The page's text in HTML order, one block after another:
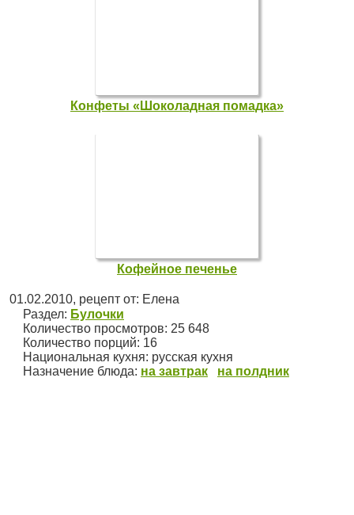
Конфеты «Шоколадная помадка»
Кофейное печенье
01.02.2010, рецепт от: Елена
Раздел: Булочки
Количество просмотров: 25 648
Количество порций: 16
Национальная кухня: русская кухня
Назначение блюда: на завтрак на полдник